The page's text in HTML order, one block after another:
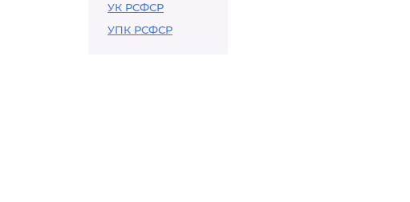
УК РСФСР
УПК РСФСР